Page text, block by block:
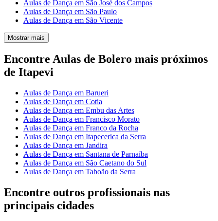
Aulas de Dança em São José dos Campos
Aulas de Dança em São Paulo
Aulas de Dança em São Vicente
Mostrar mais
Encontre Aulas de Bolero mais próximos
de Itapevi
Aulas de Dança em Barueri
Aulas de Dança em Cotia
Aulas de Dança em Embu das Artes
Aulas de Dança em Francisco Morato
Aulas de Dança em Franco da Rocha
Aulas de Dança em Itapecerica da Serra
Aulas de Dança em Jandira
Aulas de Dança em Santana de Parnaíba
Aulas de Dança em São Caetano do Sul
Aulas de Dança em Taboão da Serra
Encontre outros profissionais nas
principais cidades